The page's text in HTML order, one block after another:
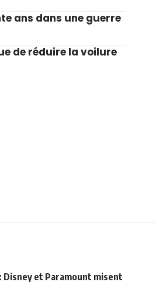
ans dans une guerre
de réduire la voilure
Disney et Paramount misent